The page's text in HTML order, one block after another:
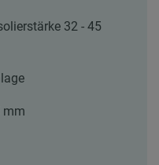
32 - 45
mm